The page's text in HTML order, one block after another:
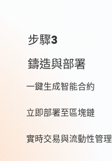
步驟3
鑄造與部署
一鍵生成智能合約
立即部署至區塊鏈
實時交易與流動性管理